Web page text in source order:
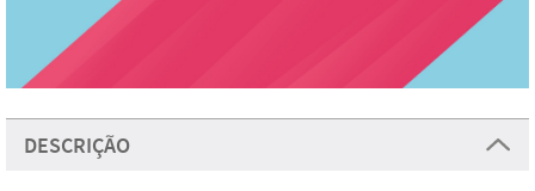
DESCRIÇÃO